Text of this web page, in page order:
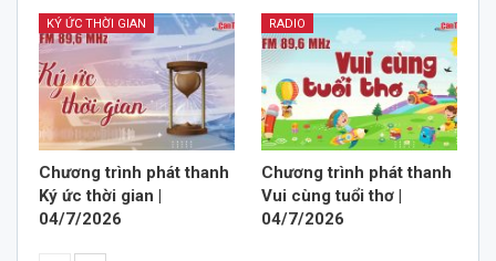
KÝ ỨC THỜI GIAN
Chương trình phát thanh
Ký ức thời gian |
04/7/2026
RADIO
Chương trình phát thanh
Vui cùng tuổi thơ |
04/7/2026